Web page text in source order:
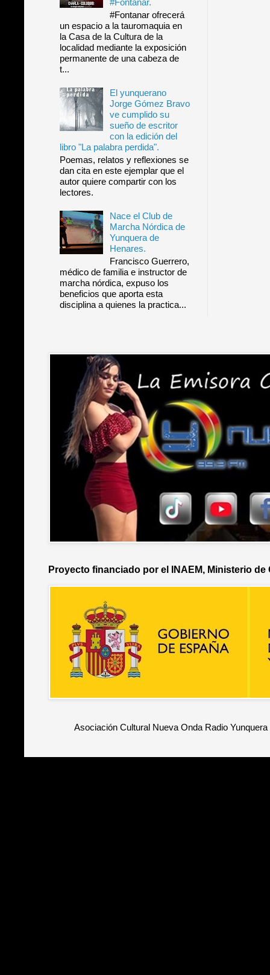
#Fontanar ofrecerá
un espacio a la tauromaquia en
la Casa de la Cultura de la
localidad mediante la exposición
permanente de una cabeza de
t...
El yunquerano
Jorge Gómez Bravo
ve cumplido su
sueño de escritor
con la edición del
libro "La palabra perdida".
Poemas, relatos y reflexiones se
dan cita en este ejemplar que el
autor quiere compartir con los
lectores.
Nace el Club de
Marcha Nórdica de
Yunquera de
Henares.
Francisco Guerrero,
médico de familia e instructor de
marcha nórdica, expuso los
beneficios que aporta esta
disciplina a quienes la practica...
Proyecto financiado por el INAEM, Ministerio de
Asociación Cultural Nueva Onda Radio